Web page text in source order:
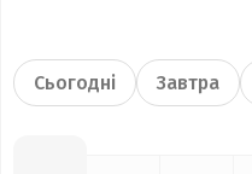
Сьогодні Завтра